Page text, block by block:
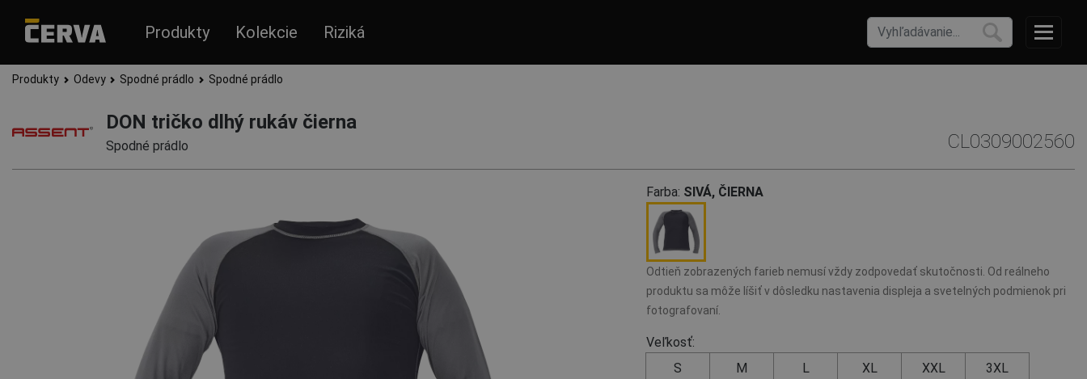
Produkty Kolekcie Riziká
Produkty Odevy Spodné prádlo Spodné prádlo
DON tričko dlhý rukáv čierna
Spodné prádlo CL0309002560
Farba: SIVÁ, ČIERNA
Odtieň zobrazených farieb nemusí vždy zodpovedať skutočnosti. Od reálneho
produktu sa môže líšiť v dôsledku nastavenia displeja a svetelných podmienok pri
fotografovaní.
Veľkosť:
S
M L XL XXL 3XL